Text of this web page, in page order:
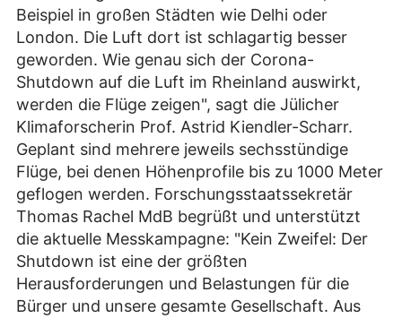
Beispiel in großen Städten wie Delhi oder
London. Die Luft dort ist schlagartig besser
geworden. Wie genau sich der Corona-
Shutdown auf die Luft im Rheinland auswirkt,
werden die Flüge zeigen", sagt die Jülicher
Klimaforscherin Prof. Astrid Kiendler-Scharr.
Geplant sind mehrere jeweils sechsstündige
Flüge, bei denen Höhenprofile bis zu 1000 Meter
geflogen werden. Forschungsstaatssekretär
Thomas Rachel MdB begrüßt und unterstützt
die aktuelle Messkampagne: "Kein Zweifel: Der
Shutdown ist eine der größten
Herausforderungen und Belastungen für die
Bürger und unsere gesamte Gesellschaft. Aus